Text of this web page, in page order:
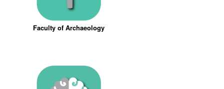
Faculty of Archaeology